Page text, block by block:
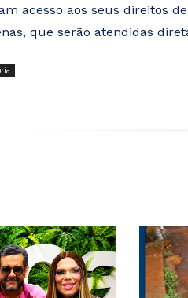
acesso aos seus direitos
que serão atendidas